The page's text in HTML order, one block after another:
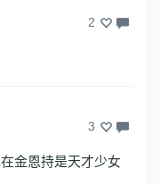
2
3
金恩持是天才少女